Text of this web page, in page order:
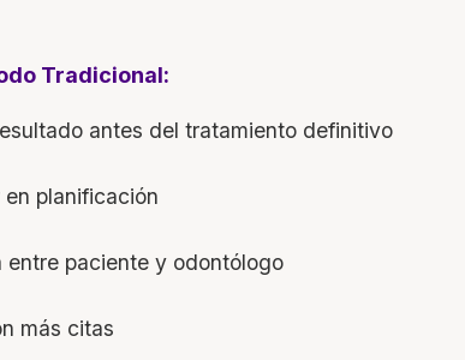
Tradicional:
antes del tratamiento definitivo
planificación
entre paciente y odontólogo
más citas